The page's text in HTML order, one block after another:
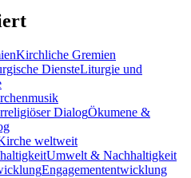
Kirchliche Gremien
Liturgie und
Ökumene &
weltweit
Umwelt & Nachhaltigkeit
Engagemententwicklung